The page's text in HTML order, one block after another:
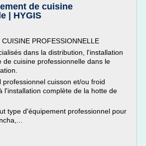
de cuisine
| HYGIS
PROFESSIONNELLE
dans la distribution, l'installation
de cuisine professionnelle dans le
professionnel cuisson et/ou froid
l'installation complète de la hotte de
type d'équipement professionnel pour